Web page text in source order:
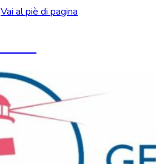
Vai al piè di pagina